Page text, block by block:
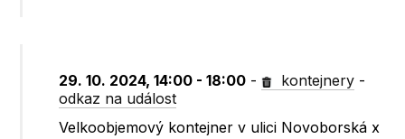
29. 10. 2024, 14:00 - 18:00 - kontejnery -
odkaz na událost
Velkoobjemový kontejner v ulici Novoborská x